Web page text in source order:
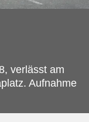
verlässt am
Aufnahme